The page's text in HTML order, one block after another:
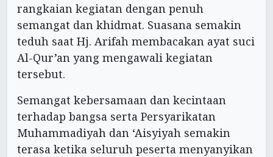
rangkaian kegiatan dengan penuh
semangat dan khidmat. Suasana semakin
teduh saat Hj. Arifah membacakan ayat suci
Al-Qur’an yang mengawali kegiatan
tersebut.
Semangat kebersamaan dan kecintaan
terhadap bangsa serta Persyarikatan
Muhammadiyah dan ‘Aisyiyah semakin
terasa ketika seluruh peserta menyanyikan